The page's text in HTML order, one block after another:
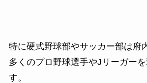
特に硬式野球部やサッカー部は府
多くのプロ野球選手やJ リーガー
す。